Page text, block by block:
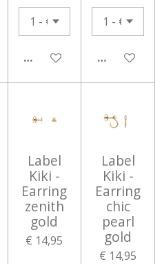
IN WINKELWAGEN
IN
Label
Kiki -
Earring
zenith
gold
€ 14,95
Label
Kiki -
Earring
chic
pearl
gold
€ 14,95